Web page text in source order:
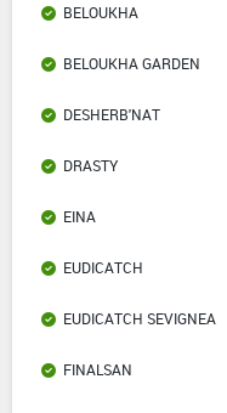
BELOUKHA
BELOUKHA GARDEN
DESHERB'NAT
DRASTY
EINA
EUDICATCH
EUDICATCH SEVIGNEA
FINALSAN